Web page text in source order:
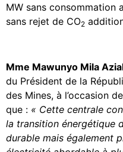
MW sans consommation
sans rejet de CO2
Mme Mawunyo Mila
du Président de la
des Mines, à l’occasion
que : « Cette centrale
la transition énergétique
durable mais également